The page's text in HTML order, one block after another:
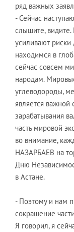
ряд важных
- Сейчас
слышите,
усиливают
находимся в
сейчас совсем
народам.
углеводороды,
является важной
зарабатывания
часть мировой
во внимание,
НАЗАРБАЕВ на
Дню
в Астане.
- Поэтому и нам
сокращение
Я говорил, я